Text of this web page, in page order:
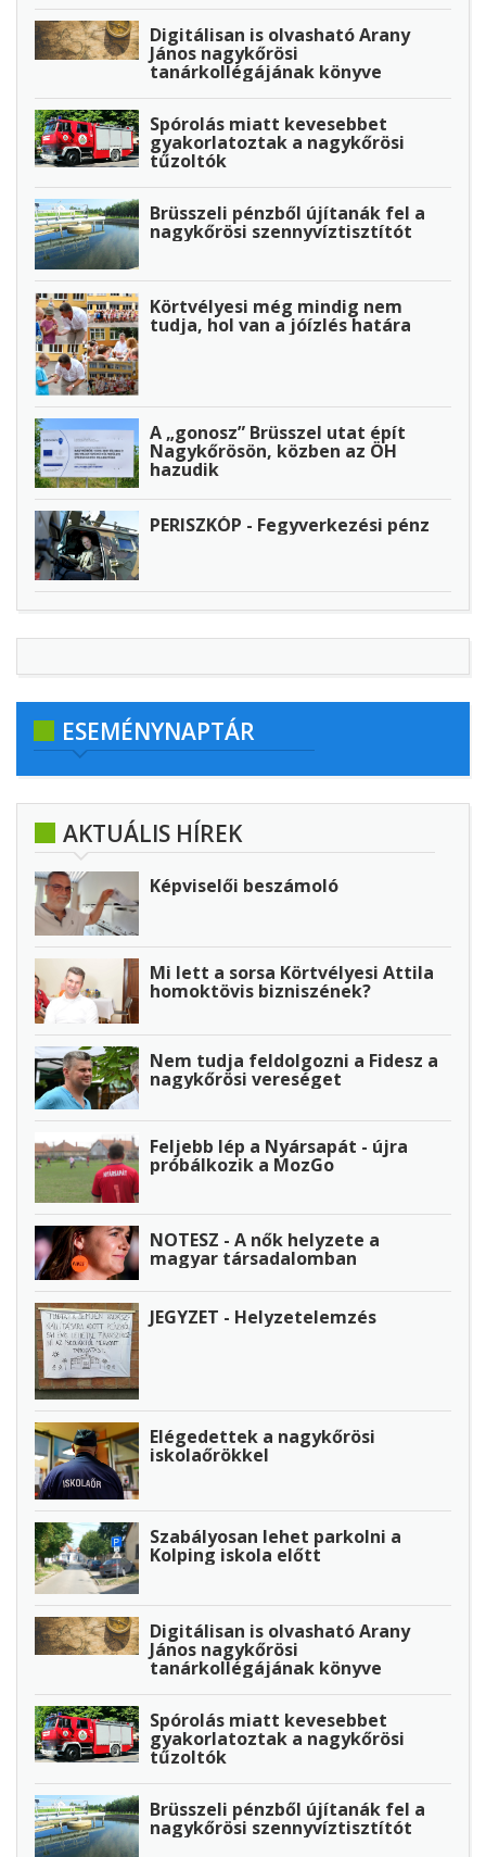
Digitálisan is olvasható Arany
János nagykőrösi
tanárkollégájának könyve
Spórolás miatt kevesebbet
gyakorlatoztak a nagykőrösi
tűzoltók
Brüsszeli pénzből újítanák fel a
nagykőrösi szennyvíztisztítót
Körtvélyesi még mindig nem
tudja, hol van a jóízlés határa
A „gonosz” Brüsszel utat épít
Nagykőrösön, közben az ÖH
hazudik
PERISZKÓP - Fegyverkezési pénz
ESEMÉNYNAPTÁR
AKTUÁLIS HÍREK
Képviselői beszámoló
Mi lett a sorsa Körtvélyesi Attila
homoktövis bizniszének?
Nem tudja feldolgozni a Fidesz a
nagykőrösi vereséget
Feljebb lép a Nyársapát - újra
próbálkozik a MozGo
NOTESZ - A nők helyzete a
magyar társadalomban
JEGYZET - Helyzetelemzés
Elégedettek a nagykőrösi
iskolaőrökkel
Szabályosan lehet parkolni a
Kolping iskola előtt
Digitálisan is olvasható Arany
János nagykőrösi
tanárkollégájának könyve
Spórolás miatt kevesebbet
gyakorlatoztak a nagykőrösi
tűzoltók
Brüsszeli pénzből újítanák fel a
nagykőrösi szennyvíztisztítót